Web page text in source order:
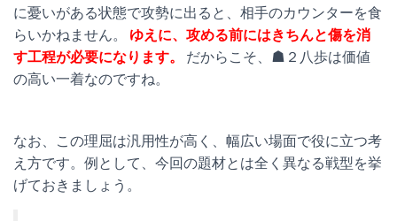
に憂いがある状態で攻勢に出ると、相手のカウンターを食
らいかねません。
ゆえに、攻める前にはきちんと傷を消
す工程が必要になります。
だからこそ、☗２八歩は価値
の高い一着なのですね。
なお、この理屈は汎用性が高く、幅広い場面で役に立つ考
え方です。例として、今回の題材とは全く異なる戦型を挙
げておきましょう。